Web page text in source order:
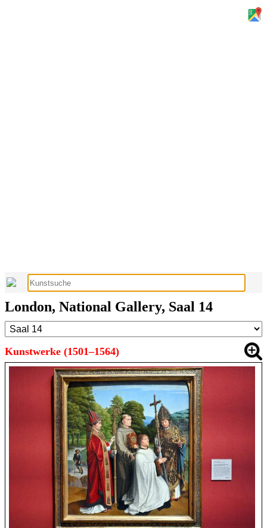
London, National Gallery, Saal 14
Kunstwerke (1501–1564)